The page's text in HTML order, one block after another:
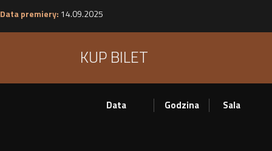
Data premiery: 14.09.2025
KUP BILET
Data Godzina Sala